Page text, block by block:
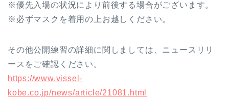
※優先入場の状況により前後する場合がございます。
※必ずマスクを着用の上お越しください。
その他公開練習の詳細に関しましては、ニュースリリ
ースをご確認ください。
https://www.vissel-
kobe.co.jp/news/article/21081.html